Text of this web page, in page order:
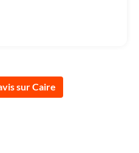
sur Caire